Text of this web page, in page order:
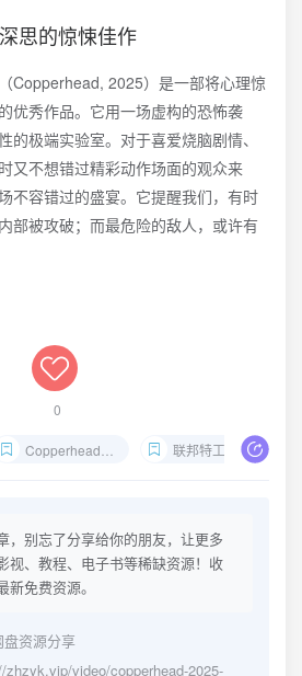
思的惊悚佳作
Copperhead, 2025）是一部将心理惊
优秀作品。它用一场虚构的恐怖袭
的极端实验室。对于喜爱烧脑剧情、
又不想错过精彩动作场面的观众来
不容错过的盛宴。它提醒我们，有时
部被攻破；而最危险的敌人，或许有
0
Copperhead电影剧情解析 联邦特工内鬼悬疑片
，别忘了分享给你的朋友，让更多
视、教程、电子书等稀缺资源！收
免费资源。
盘资源分享
zhzyk.vip/video/copperhead-2025-